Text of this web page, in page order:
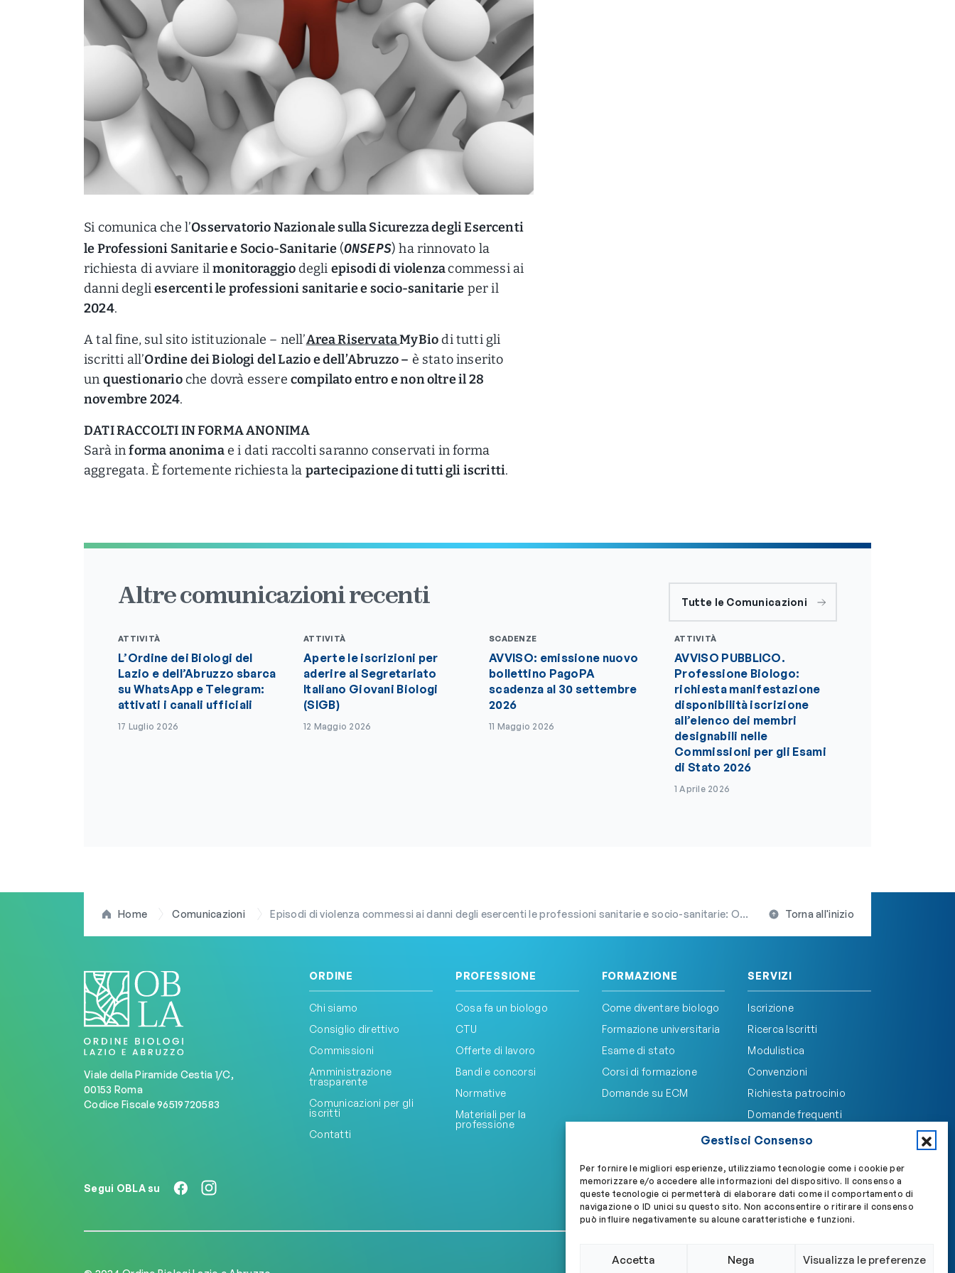
Gestisci Consenso
Per fornire le migliori esperienze, utilizziamo tecnologie come i cookie per
memorizzare e/o accedere alle informazioni del dispositivo. Il consenso a
queste tecnologie ci permetterà di elaborare dati come il comportamento di
navigazione o ID unici su questo sito. Non acconsentire o ritirare il consenso
può influire negativamente su alcune caratteristiche e funzioni.
Accetta Nega Visualizza le preferenze
Si comunica che l’Osservatorio Nazionale sulla Sicurezza degli Esercenti
le Professioni Sanitarie e Socio-Sanitarie (ONSEPS) ha rinnovato la
richiesta di avviare ilmonitoraggiodegli episodi di violenzacommessi ai
danni degliesercenti le professioni sanitarie e socio-sanitarie per il
2024.
A tal fine, sul sito istituzionale – nell’Area RiservataMyBiodi tutti gli
iscritti all’Ordine dei Biologi del Lazio e dell’Abruzzo – è stato inserito
un questionarioche dovrà essere compilato entro e non oltre il 28
novembre 2024.
DATI RACCOLTI IN FORMA ANONIMA
Sarà informa anonimae i dati raccolti saranno conservati in forma
aggregata. È fortemente richiesta la partecipazione di tutti gli iscritti.
Altre comunicazioni recenti Tutte le Comunicazioni
ATTIVITÀ
L’Ordine dei Biologi del
Lazio e dell’Abruzzo sbarca
su WhatsApp e Telegram:
attivati i canali ufficiali
17 Luglio 2026
ATTIVITÀ
Aperte le iscrizioni per
aderire al Segretariato
Italiano Giovani Biologi
(SIGB)
12 Maggio 2026
SCADENZE
AVVISO: emissione nuovo
bollettino PagoPA
scadenza al 30 settembre
2026
11 Maggio 2026
ATTIVITÀ
AVVISO PUBBLICO.
Professione Biologo:
richiesta manifestazione
disponibilità iscrizione
all’elenco dei membri
designabili nelle
Commissioni per gli Esami
di Stato 2026
1 Aprile 2026
Home Comunicazioni Episodi di violenza commessi ai danni degli esercenti le professioni sanitarie e socio-sanitarie: Osservatorio Sicurezza avvia monitoraggio per il 2024 Torna all'inizio
Viale della Piramide Cestia 1/C,
00153 Roma
Codice Fiscale 96519720583
ORDINE
Chi siamo
Consiglio direttivo
Commissioni
Amministrazione
trasparente
Comunicazioni per gli
iscritti
Contatti
PROFESSIONE
Cosa fa un biologo
CTU
Offerte di lavoro
Bandi e concorsi
Normative
Materiali per la
professione
FORMAZIONE
Come diventare biologo
Formazione universitaria
Esame di stato
Corsi di formazione
Domande su ECM
SERVIZI
Iscrizione
Ricerca Iscritti
Modulistica
Convenzioni
Richiesta patrocinio
Domande frequenti
Segui OBLA su Accedi a My OBLA Accedi alla PEC